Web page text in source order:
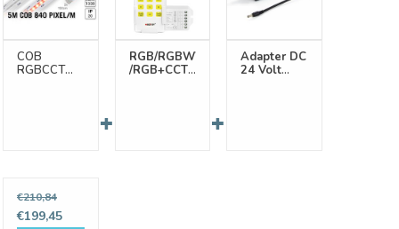
COB
RGBCCT
RGB/RGBWW
/RGB+CCT
Adapter DC
24 Volt
Bestel
samen met
€210,84
€199,45